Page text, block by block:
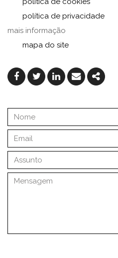
política de privacidade
mais informação
mapa do site
Facebook
TwitterLinkedinEmailShare